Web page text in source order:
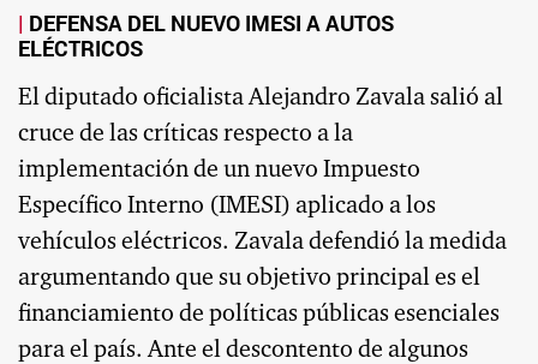
DEFENSA DEL NUEVO IMESI A AUTOS
ELÉCTRICOS
El diputado oficialista Alejandro Zavala salió al
cruce de las críticas respecto a la
implementación de un nuevo Impuesto
Específico Interno (IMESI) aplicado a los
vehículos eléctricos. Zavala defendió la medida
argumentando que su objetivo principal es el
financiamiento de políticas públicas esenciales
para el país. Ante el descontento de algunos